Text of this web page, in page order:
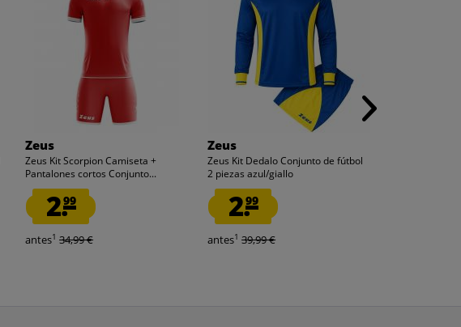
Zeus
Zeus Kit Scorpion Camiseta +
Pantalones cortos Conjunto...
2.99
antes1 34,99 €
Zeus
Zeus Kit Dedalo Conjunto de fútbol
2 piezas azul/giallo
2.99
antes1 39,99 €